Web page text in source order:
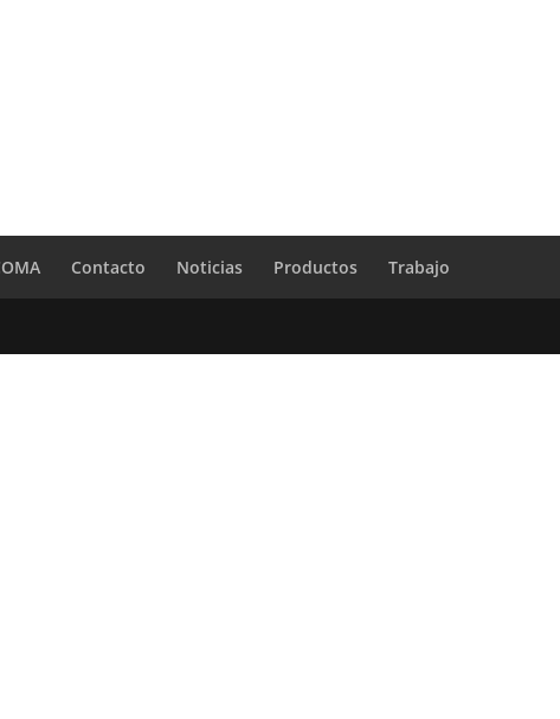
Contacto Noticias Productos Trabajo